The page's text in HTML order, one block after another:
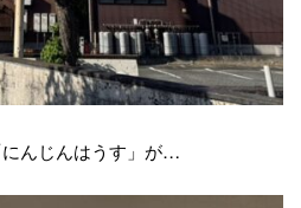
んじんはうす」が…